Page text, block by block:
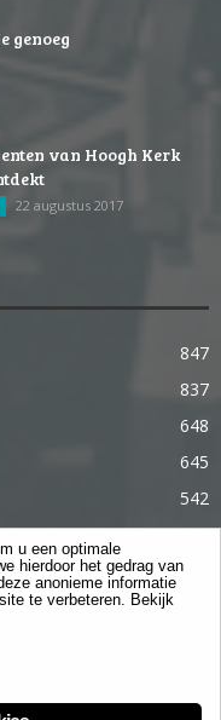
genoeg
van Hoogh Kerk
22 augustus 2017
847
837
648
645
542
363
285
u een optimale
hierdoor het gedrag van
anonieme informatie
te verbeteren. Bekijk